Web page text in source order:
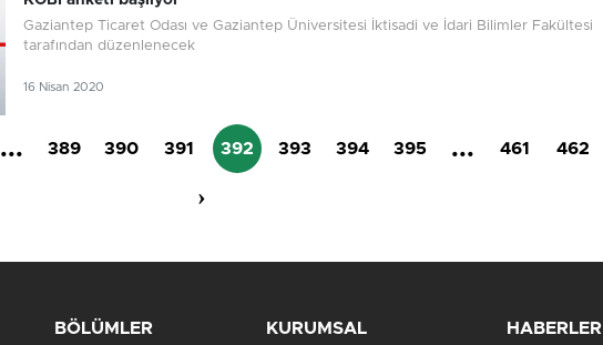
Gaziantep Ticaret Odası ve Gaziantep Üniversitesi İktisadi ve İdari Bilimler Fakültesi
tarafından düzenlenecek
16 Nisan 2020
... 389 390 391 392 393 394 395 ... 461 462
›
BÖLÜMLER KURUMSAL HABERLER